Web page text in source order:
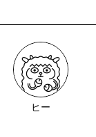
ヒー